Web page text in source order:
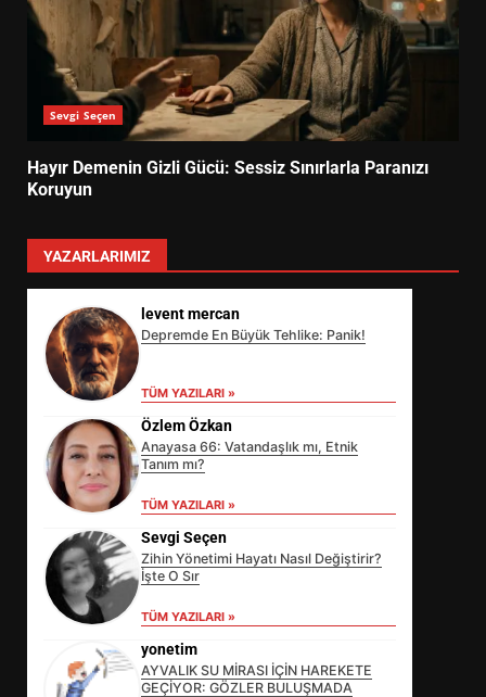
Sevgi Seçen
Hayır Demenin Gizli Gücü: Sessiz Sınırlarla Paranızı
Koruyun
YAZARLARIMIZ
levent mercan
Depremde En Büyük Tehlike: Panik!
TÜM YAZILARI »
Özlem Özkan
Anayasa 66: Vatandaşlık mı, Etnik
Tanım mı?
TÜM YAZILARI »
Sevgi Seçen
Zihin Yönetimi Hayatı Nasıl Değiştirir?
İşte O Sır
TÜM YAZILARI »
yonetim
AYVALIK SU MİRASI İÇİN HAREKETE
GEÇİYOR: GÖZLER BULUŞMADA
EİB’DE KRİTİK ATAMA:
SÜRDÜRÜLEBİLİRLİKTE NE
DEĞİŞECEK?